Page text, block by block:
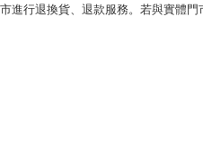
市進行退換貨、退款服務。若與實體門